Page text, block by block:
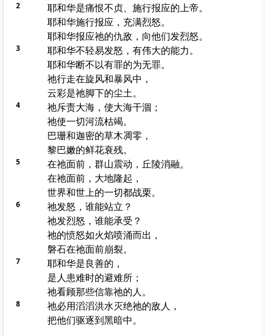
2
耶和华是痛恨不贞、施行报应的上帝。
耶和华施行报应，充满烈怒。
耶和华报应祂的仇敌，向他们发烈怒。
3
耶和华不轻易发怒，有伟大的能力。
耶和华断不以有罪的为无罪。
祂行走在旋风和暴风中，
云彩是祂脚下的尘土。
4
祂斥责大海，使大海干涸；
祂使一切河流枯竭。
巴珊和迦密的草木凋零，
黎巴嫩的鲜花衰残。
5
在祂面前，群山震动，丘陵消融。
在祂面前，大地隆起，
世界和世上的一切都战栗。
6
祂发怒，谁能站立？
祂发烈怒，谁能承受？
祂的愤怒如火焰喷涌而出，
磐石在祂面前崩裂。
7
耶和华是良善的，
是人患难时的避难所；
祂看顾那些信靠祂的人。
8
祂必用滔滔洪水灭绝祂的敌人，
把他们驱逐到黑暗中。